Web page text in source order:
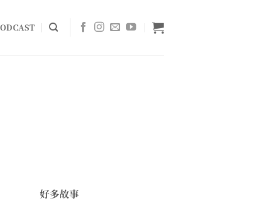
好多故事